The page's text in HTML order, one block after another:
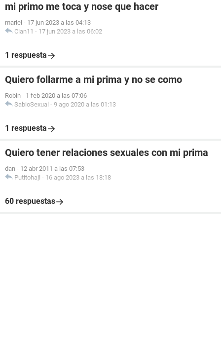
mi primo me toca y nose que hacer
mariel - 17 jun 2023 a las 04:13
Cian11 - 17 jun 2023 a las 06:02
1 respuesta
Quiero follarme a mi prima y no se como
Robin - 1 feb 2020 a las 07:06
SabioSexual - 9 ago 2020 a las 01:13
1 respuesta
Quiero tener relaciones sexuales con mi prima
dan - 12 abr 2011 a las 07:53
Putitohajl - 16 ago 2023 a las 18:18
60 respuestas